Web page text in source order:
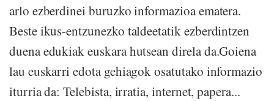
arlo ezberdinei buruzko informazioa ematera.
Beste ikus-entzunezko taldeetatik ezberdintzen
duena edukiak euskara hutsean direla da.Goiena
lau euskarri edota gehiagok osatutako informazio
iturria da: Telebista, irratia, internet, papera...